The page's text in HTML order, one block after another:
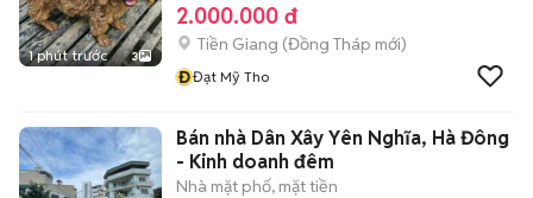
1 phút trước 3
2.000.000 đ
Tiền Giang (Đồng Tháp mới)
ĐĐạt Mỹ Tho
Bán nhà Dân Xây Yên Nghĩa, Hà Đông
- Kinh doanh đêm
Nhà mặt phố, mặt tiền